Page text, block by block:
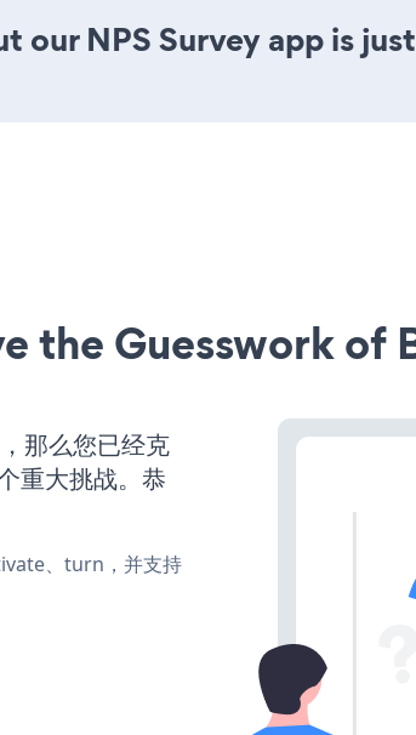
our NPS Survey app is
the Guesswork of
那么您已经克
重大挑战。恭
、turn，并支持